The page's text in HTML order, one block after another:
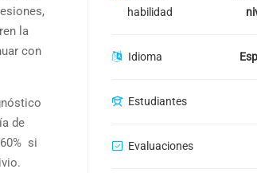
la
con
de
si
habilidad
Idioma
Estudiantes
Evaluaciones